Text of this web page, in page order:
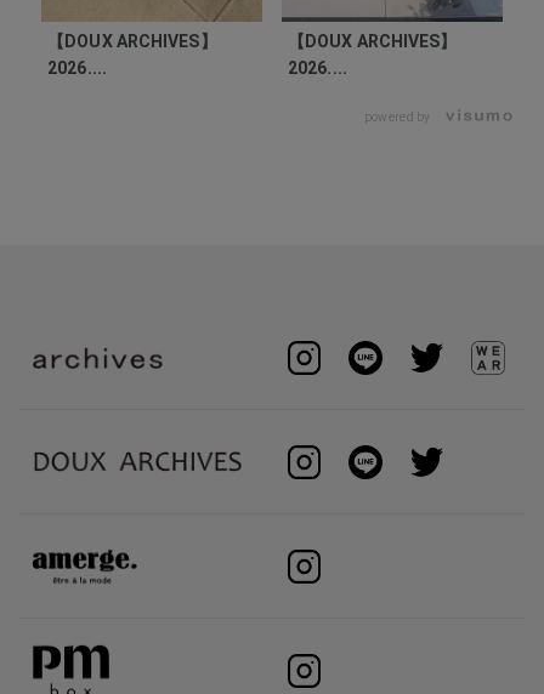
【DOUX ARCHIVES】
2026....
【DOUX ARCHIVES】
2026....
powered by